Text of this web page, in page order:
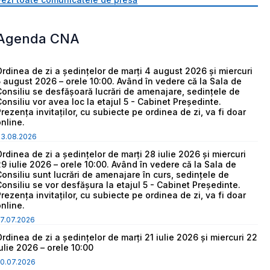
CNA
de zi a ședințelor de marți 4 august 2026 și miercuri
august 2026 – orele 10:00. Având în vedere că la Sala de
se desfășoară lucrări de amenajare, sedințele de
vor avea loc la etajul 5 - Cabinet Președinte.
invitaților, cu subiecte pe ordinea de zi, va fi doar
de zi a ședințelor de marți 28 iulie 2026 și miercuri
iulie 2026 – orele 10:00. Având în vedere că la Sala de
sunt lucrări de amenajare în curs, sedințele de
se vor desfășura la etajul 5 - Cabinet Președinte.
invitaților, cu subiecte pe ordinea de zi, va fi doar
de zi a ședințelor de marți 21 iulie 2026 și miercuri 22
2026 – orele 10:00